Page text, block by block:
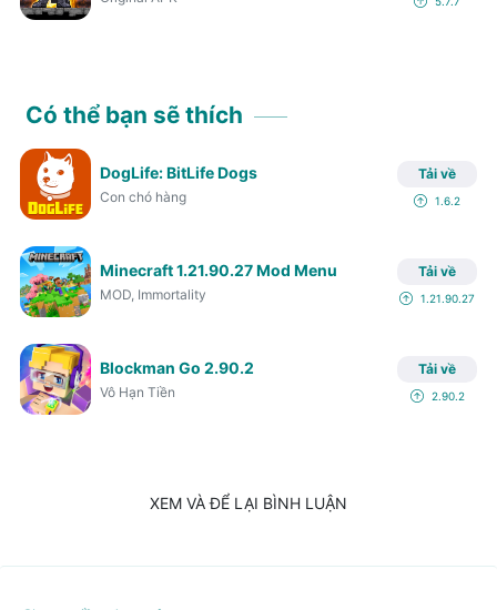
Có thể bạn sẽ thích
DogLife: BitLife Dogs
Con chó hàng
Tải về
1.6.2
Minecraft 1.21.90.27 Mod Menu
MOD, Immortality
Tải về
1.21.90.27
Blockman Go 2.90.2
Vô Hạn Tiền
Tải về
2.90.2
XEM VÀ ĐỂ LẠI BÌNH LUẬN